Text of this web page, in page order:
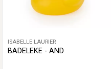
ISABELLE LAURIER
BADELEKE - AND